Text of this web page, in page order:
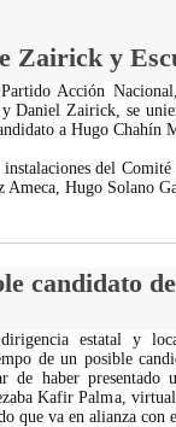
Zairick y
Acción
Daniel Zairick, se
a Hugo Chahín
instalaciones del
Hugo Solano
candidato
estatal y
de un posible
de haber
Kafir Palma,
que va en alianza con